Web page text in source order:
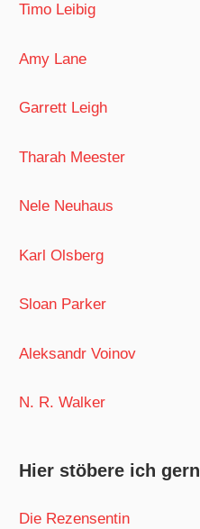
Timo Leibig
Amy Lane
Garrett Leigh
Tharah Meester
Nele Neuhaus
Karl Olsberg
Sloan Parker
Aleksandr Voinov
N. R. Walker
Hier stöbere ich gern
Die Rezensentin